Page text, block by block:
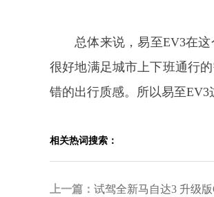
总体来说，易至EV3在
很好地满足城市上下班通行
错的出行质感。所以易至
相关热词搜索：
上一篇： 试驾全新马自达3 升级